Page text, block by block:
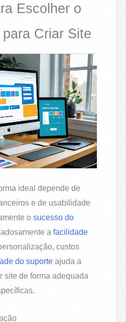
Escolher o
Criar Site
ideal depende de
e de usabilidade
osucesso do
afacilidade
custos
do suporte ajuda a
site de forma adequada